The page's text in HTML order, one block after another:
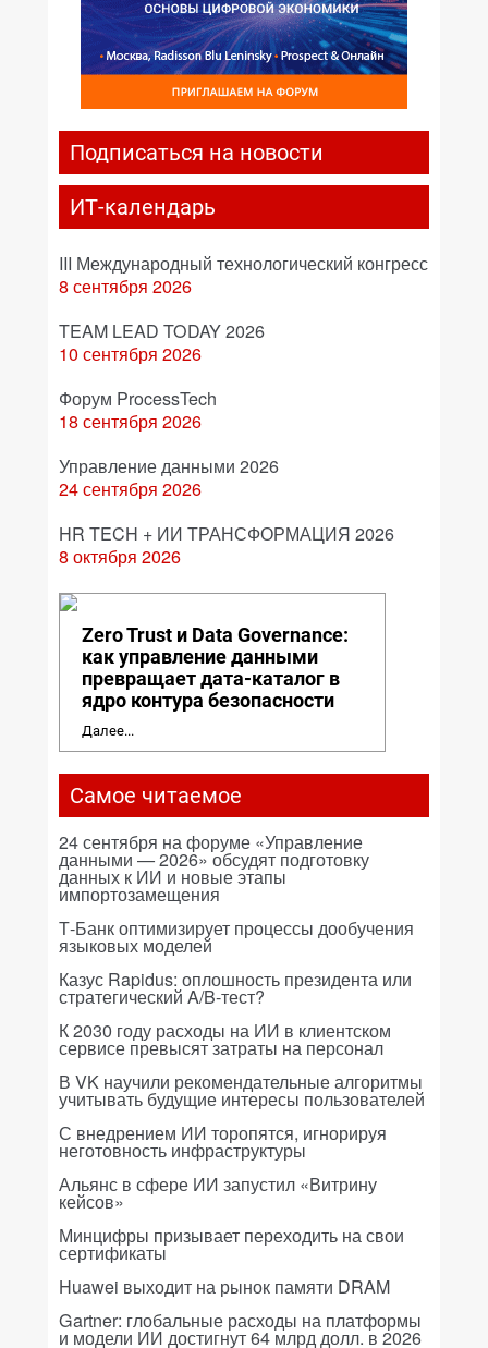
Подписаться на новости
ИТ-календарь
III Международный технологический конгресс
8 сентября 2026
TEAM LEAD TODAY 2026
10 сентября 2026
Форум ProcessTech
18 сентября 2026
Управление данными 2026
24 сентября 2026
HR TECH + ИИ ТРАНСФОРМАЦИЯ 2026
8 октября 2026
Zero Trust и Data Governance:
как управление данными
превращает дата-каталог в
ядро контура безопасности
Далее...
Самое читаемое
24 сентября на форуме «Управление
данными — 2026» обсудят подготовку
данных к ИИ и новые этапы
импортозамещения
Т-Банк оптимизирует процессы дообучения
языковых моделей
Казус Rapidus: оплошность президента или
стратегический A/B-тест?
К 2030 году расходы на ИИ в клиентском
сервисе превысят затраты на персонал
В VK научили рекомендательные алгоритмы
учитывать будущие интересы пользователей
С внедрением ИИ торопятся, игнорируя
неготовность инфраструктуры
Альянс в сфере ИИ запустил «Витрину
кейсов»
Минцифры призывает переходить на свои
сертификаты
Huawei выходит на рынок памяти DRAM
Gartner: глобальные расходы на платформы
и модели ИИ достигнут 64 млрд долл. в 2026